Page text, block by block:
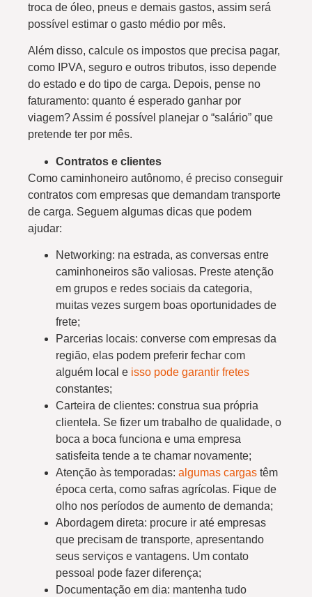
troca de óleo, pneus e demais gastos, assim será
possível estimar o gasto médio por mês.
Além disso, calcule os impostos que precisa pagar,
como IPVA, seguro e outros tributos, isso depende
do estado e do tipo de carga. Depois, pense no
faturamento: quanto é esperado ganhar por
viagem? Assim é possível planejar o “salário” que
pretende ter por mês.
Contratos e clientes
Como caminhoneiro autônomo, é preciso conseguir
contratos com empresas que demandam transporte
de carga. Seguem algumas dicas que podem
ajudar:
Networking: na estrada, as conversas entre
caminhoneiros são valiosas. Preste atenção
em grupos e redes sociais da categoria,
muitas vezes surgem boas oportunidades de
frete;
Parcerias locais: converse com empresas da
região, elas podem preferir fechar com
alguém local e isso pode garantir fretes
constantes;
Carteira de clientes: construa sua própria
clientela. Se fizer um trabalho de qualidade, o
boca a boca funciona e uma empresa
satisfeita tende a te chamar novamente;
Atenção às temporadas: algumas cargas têm
época certa, como safras agrícolas. Fique de
olho nos períodos de aumento de demanda;
Abordagem direta: procure ir até empresas
que precisam de transporte, apresentando
seus serviços e vantagens. Um contato
pessoal pode fazer diferença;
Documentação em dia: mantenha tudo